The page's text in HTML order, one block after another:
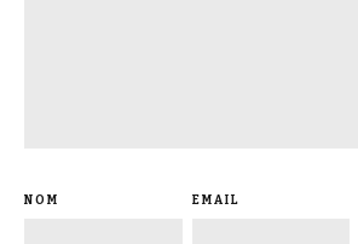
NOM EMAIL